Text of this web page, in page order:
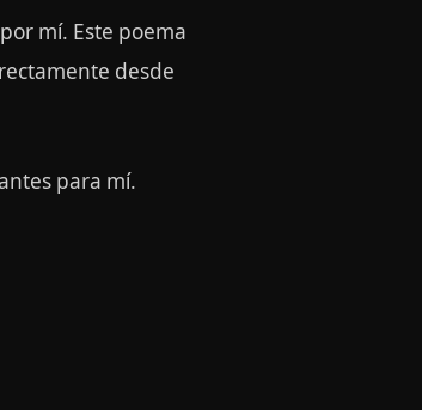
mí. Este poema
desde
para mí.